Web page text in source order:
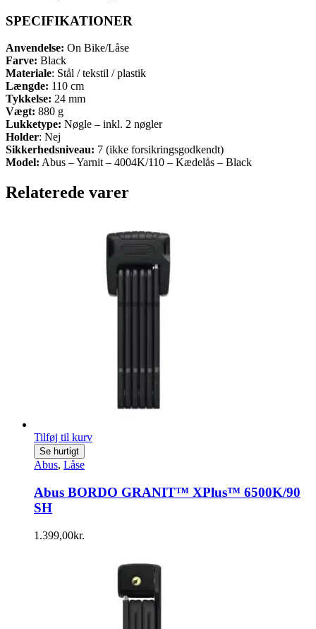
SPECIFIKATIONER
Anvendelse: On Bike/Låse
Farve: Black
Materiale: Stål / tekstil / plastik
Længde: 110 cm
Tykkelse: 24 mm
Vægt: 880 g
Lukketype: Nøgle – inkl. 2 nøgler
Holder: Nej
Sikkerhedsniveau: 7 (ikke forsikringsgodkendt)
Model: Abus – Yarnit – 4004K/110 – Kædelås – Black
Relaterede varer
Tilføj til kurv
Se hurtigt
Abus, Låse
Abus BORDO GRANIT™ XPlus™ 6500K/90
SH
1.399,00kr.